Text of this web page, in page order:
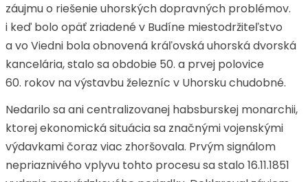
záujmu o riešenie uhorských dopravných problémov.
i keď bolo opäť zriadené v Budíne miestodržiteľstvo
a vo Viedni bola obnovená kráľovská uhorská dvorská
kancelária, stalo sa obdobie 50. a prvej polovice
60. rokov na výstavbu železníc v Uhorsku chudobné.
Nedarilo sa ani centralizovanej habsburskej monarchii,
ktorej ekonomická situácia sa značnými vojenskými
výdavkami čoraz viac zhoršovala. Prvým signálom
nepriaznivého vplyvu tohto procesu sa stalo 16.11.1851